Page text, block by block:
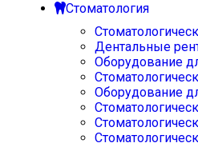
Стоматология
Дентальные
Оборудование
Оборудование